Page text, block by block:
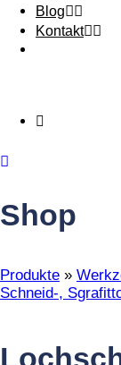
Blog
Kontakt
Shop
Produkte »
Schneid-,